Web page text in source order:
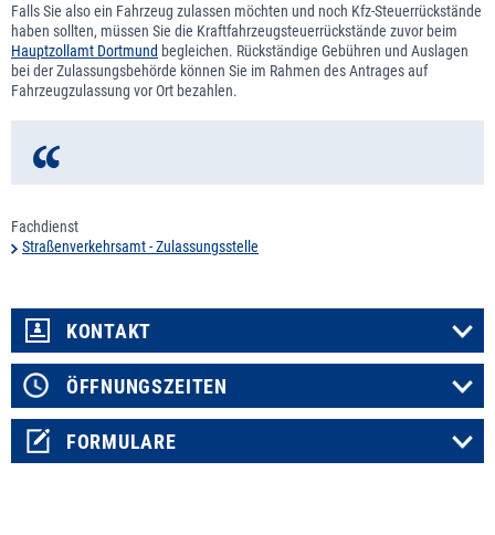
Falls Sie also ein Fahrzeug zulassen möchten und noch Kfz-Steuerrückstände
haben sollten, müssen Sie die Kraftfahrzeugsteuerrückstände zuvor beim
Hauptzollamt Dortmund begleichen. Rückständige Gebühren und Auslagen
bei der Zulassungsbehörde können Sie im Rahmen des Antrages auf
Fahrzeugzulassung vor Ort bezahlen.
Fachdienst
Straßenverkehrsamt - Zulassungsstelle
KONTAKT
ÖFFNUNGSZEITEN
FORMULARE